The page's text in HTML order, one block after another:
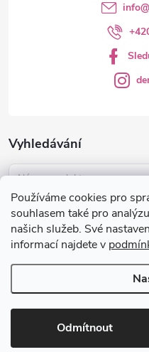
Používáme cookies pro
souhlasem také pro
našich služeb. Své
informací najdete v
Odmítnout
Vyhledávání
Nákupní košík
0
info@
Copyright 2026dental-